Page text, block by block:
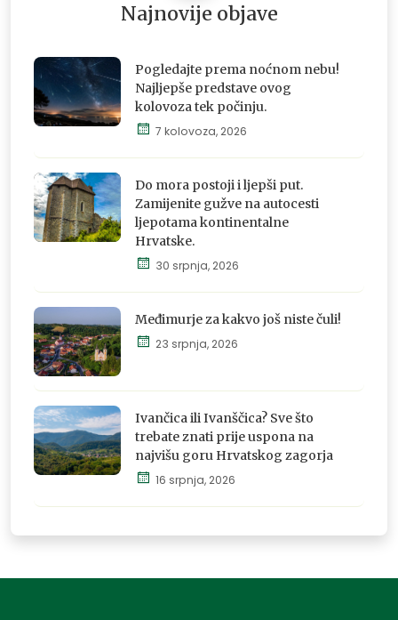
Najnovije objave
osjeti i
doživi
Pogledajte prema noćnom nebu!
Najljepše predstave ovog
kolovoza tek počinju.
7 kolovoza, 2026
doživi
Do mora postoji i ljepši put.
Zamijenite gužve na autocesti
ljepotama kontinentalne
Hrvatske.
30 srpnja, 2026
Istraži,
osjeti i
doživi
Međimurje za kakvo još niste čuli!
23 srpnja, 2026
osjeti i
doživi
Ivančica ili Ivanščica? Sve što
trebate znati prije uspona na
najvišu goru Hrvatskog zagorja
16 srpnja, 2026